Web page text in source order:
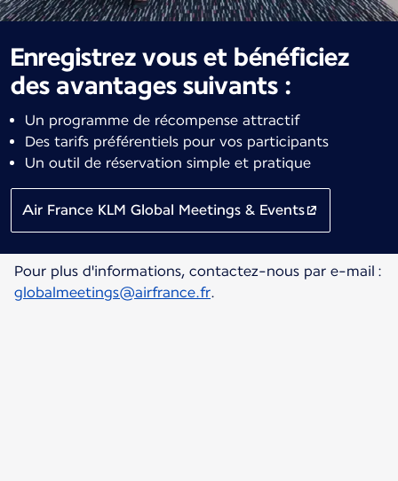
Enregistrez vous et bénéficiez
des avantages suivants :
Un programme de récompense attractif
Des tarifs préférentiels pour vos participants
Un outil de réservation simple et pratique
Air France KLM Global Meetings & Events
Pour plus d'informations, contactez-nous par e-mail :
globalmeetings@airfrance.fr.